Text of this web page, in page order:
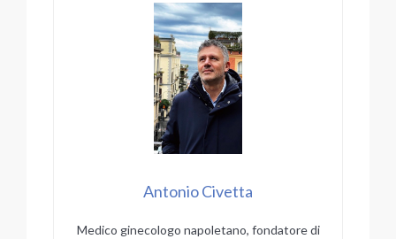
Antonio Civetta
Medico ginecologo napoletano, fondatore di